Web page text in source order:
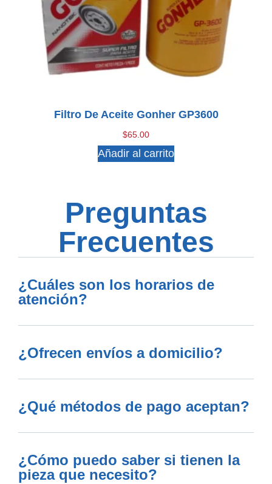
Filtro De Aceite Gonher GP3600
$65.00
Añadir al carrito
Preguntas
Frecuentes
¿Cuáles son los horarios de
atención?
¿Ofrecen envíos a domicilio?
¿Qué métodos de pago aceptan?
¿Cómo puedo saber si tienen la
pieza que necesito?